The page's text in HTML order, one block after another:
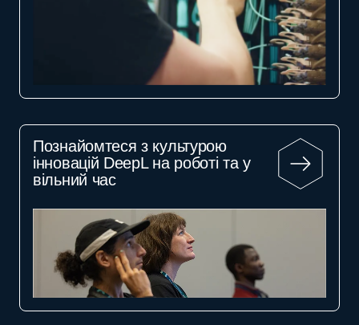
Познайомтеся з культурою
інновацій DeepL на роботі та у
вільний час